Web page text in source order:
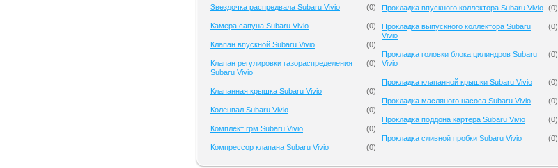
Звездочка распредвала Subaru Vivio (0)
Камера сапуна Subaru Vivio (0)
Клапан впускной Subaru Vivio (0)
Клапан регулировки газораспределения
Subaru Vivio
(0)
Клапанная крышка Subaru Vivio (0)
Коленвал Subaru Vivio (0)
Комплект грм Subaru Vivio (0)
Компрессор клапана Subaru Vivio (0)
Прокладка впускного коллектора Subaru Vivio (0)
Прокладка выпускного коллектора Subaru
Vivio
(0)
Прокладка головки блока цилиндров Subaru
Vivio
(0)
Прокладка клапанной крышки Subaru Vivio (0)
Прокладка масляного насоса Subaru Vivio (0)
Прокладка поддона картера Subaru Vivio (0)
Прокладка сливной пробки Subaru Vivio (0)